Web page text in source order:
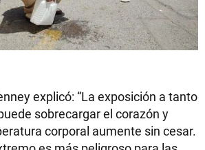
explicó: “La exposición a tanto
sobrecargar el corazón y
corporal aumente sin cesar.